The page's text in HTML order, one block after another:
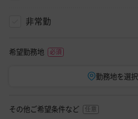
非常勤
希望勤務地
勤務地を選択
その他ご希望条件など